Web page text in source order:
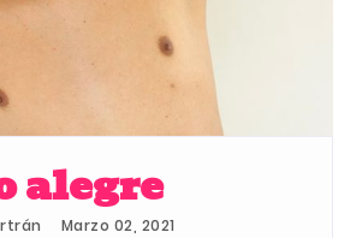
alegre
Marzo 02, 2021